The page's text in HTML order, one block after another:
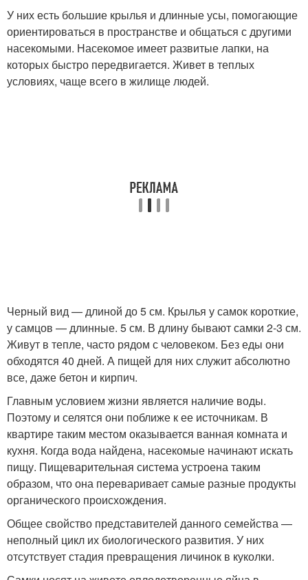
У них есть большие крылья и длинные усы, помогающие
ориентироваться в пространстве и общаться с другими
насекомыми. Насекомое имеет развитые лапки, на
которых быстро передвигается. Живет в теплых
условиях, чаще всего в жилище людей.
Черный вид — длиной до 5 см. Крылья у самок короткие,
у самцов — длинные. 5 см. В длину бывают самки 2-3 см.
Живут в тепле, часто рядом с человеком. Без еды они
обходятся 40 дней. А пищей для них служит абсолютно
все, даже бетон и кирпич.
Главным условием жизни является наличие воды.
Поэтому и селятся они поближе к ее источникам. В
квартире таким местом оказывается ванная комната и
кухня. Когда вода найдена, насекомые начинают искать
пищу. Пищеварительная система устроена таким
образом, что она переваривает самые разные продукты
органического происхождения.
Общее свойство представителей данного семейства —
неполный цикл их биологического развития. У них
отсутствует стадия превращения личинок в куколки.